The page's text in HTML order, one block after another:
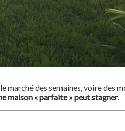
des semaines, voire des
maison « parfaite » peut stagner.